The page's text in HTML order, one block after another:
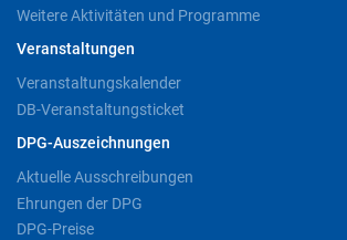
Weitere Aktivitäten und Programme
Veranstaltungen
Veranstaltungskalender
DB-Veranstaltungsticket
DPG-Auszeichnungen
Aktuelle Ausschreibungen
Ehrungen der DPG
DPG-Preise